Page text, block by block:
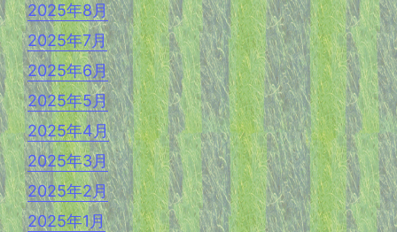
2025年8月
2025年7月
2025年6月
2025年5月
2025年4月
2025年3月
2025年2月
2025年1月